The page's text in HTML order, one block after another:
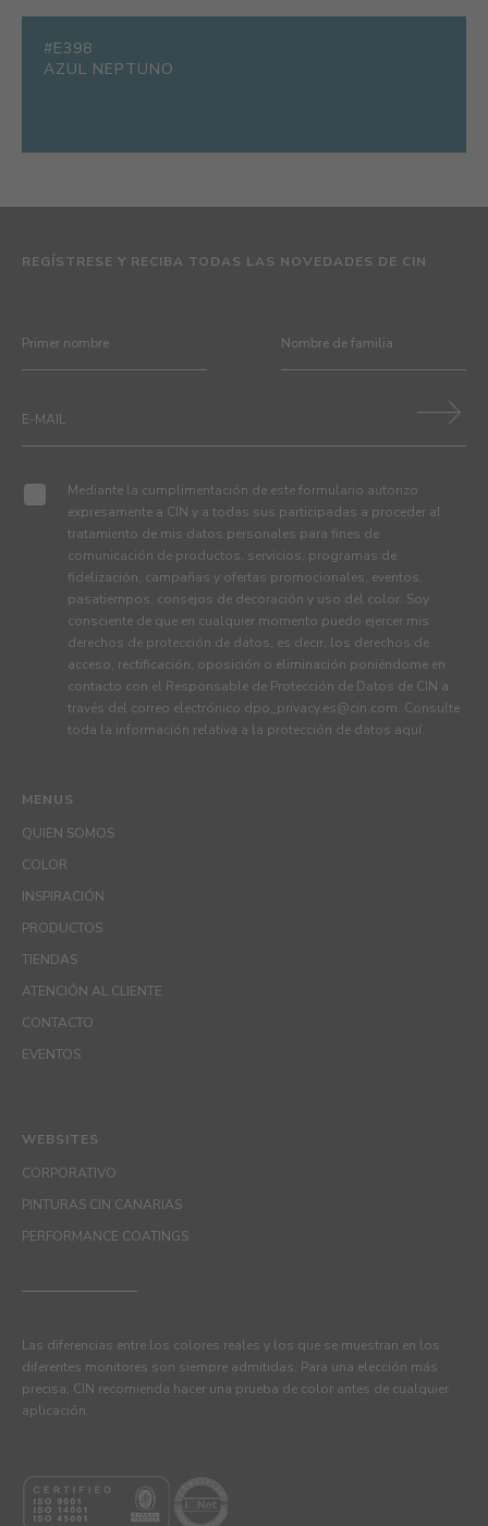
#E398
AZUL NEPTUNO
MENUS
QUIEN SOMOS
COLOR
INSPIRACIÓN
PRODUCTOS
TIENDAS
ATENCIÓN AL CLIENTE
CONTACTO
EVENTOS
REGÍSTRESE Y RECIBA TODAS LAS NOVEDADES DE CIN
Mediante la cumplimentación de este formulario autorizo
expresamente a CIN y a todas sus participadas a proceder al
tratamiento de mis datos personales para fines de
comunicación de productos, servicios, programas de
fidelización, campañas y ofertas promocionales, eventos,
pasatiempos, consejos de decoración y uso del color. Soy
consciente de que en cualquier momento puedo ejercer mis
derechos de protección de datos, es decir, los derechos de
acceso, rectificación, oposición o eliminación poniéndome en
contacto con el Responsable de Protección de Datos de CIN a
través del correo electrónico dpo_privacy.es@cin.com. Consulte
toda la información relativa a la protección de datos aquí.
WEBSITES
CORPORATIVO
PINTURAS CIN CANARIAS
PERFORMANCE COATINGS
Las diferencias entre los colores reales y los que se muestran en los
diferentes monitores son siempre admitidas. Para una elección más
precisa, CIN recomienda hacer una prueba de color antes de cualquier
aplicación.